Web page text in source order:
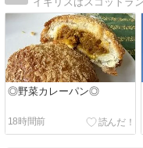
◎野菜カレーパン◎
18時間前